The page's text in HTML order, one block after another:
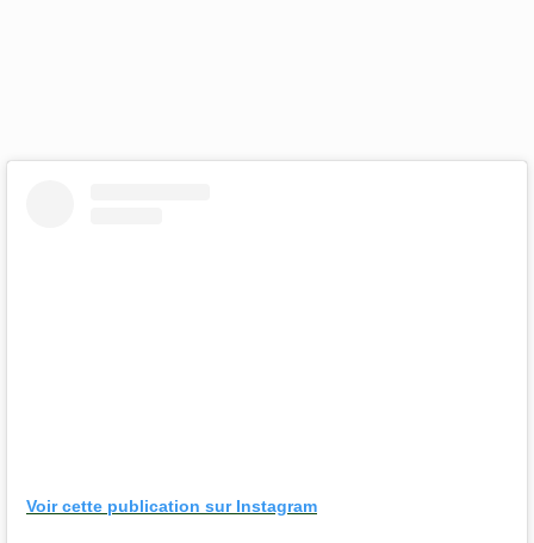
Voir cette publication sur Instagram